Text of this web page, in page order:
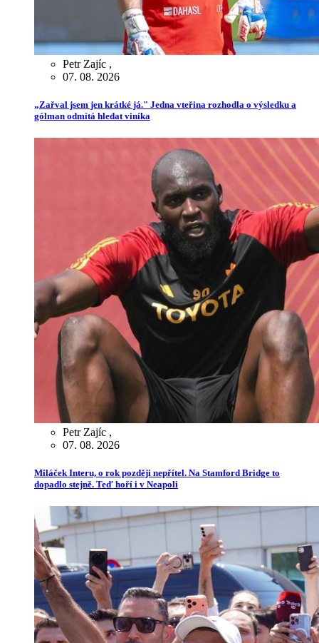
Petr Zajíc ,
07. 08. 2026
„Zařval jsem jen krátké já." Jedna vteřina rozhodla o výsledku a
gólman odmítá hledat viníka
Petr Zajíc ,
07. 08. 2026
Miláček Interu, o rok později nepřítel. Na Stamford Bridge to
dopadlo stejně. Teď hoří i v Neapoli